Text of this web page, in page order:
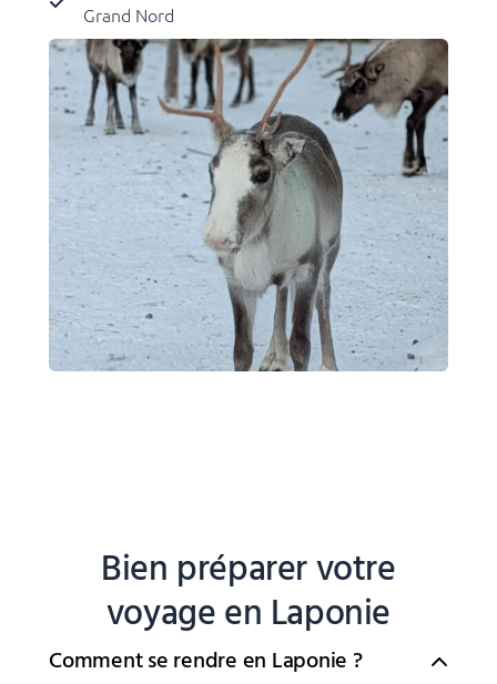
Grand Nord
Bien préparer votre
voyage en Laponie
Comment se rendre en Laponie ?